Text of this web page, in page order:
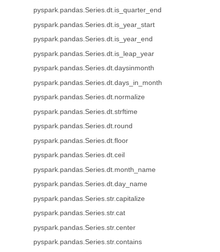
pyspark.pandas.Series.dt.is_quarter_end
pyspark.pandas.Series.dt.is_year_start
pyspark.pandas.Series.dt.is_year_end
pyspark.pandas.Series.dt.is_leap_year
pyspark.pandas.Series.dt.daysinmonth
pyspark.pandas.Series.dt.days_in_month
pyspark.pandas.Series.dt.normalize
pyspark.pandas.Series.dt.strftime
pyspark.pandas.Series.dt.round
pyspark.pandas.Series.dt.floor
pyspark.pandas.Series.dt.ceil
pyspark.pandas.Series.dt.month_name
pyspark.pandas.Series.dt.day_name
pyspark.pandas.Series.str.capitalize
pyspark.pandas.Series.str.cat
pyspark.pandas.Series.str.center
pyspark.pandas.Series.str.contains